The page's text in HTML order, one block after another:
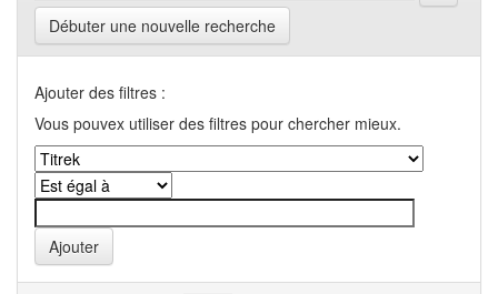
Débuter une nouvelle recherche
Ajouter des filtres :
Vous pouvex utiliser des filtres pour chercher mieux.